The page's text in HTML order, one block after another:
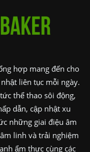
hợp mang đến cho
liên tục mỗi ngày.
thể thao sôi động,
dẫn, cập nhật xu
những giai điệu âm
linh và trải nghiệm
ẩm thực cùng các